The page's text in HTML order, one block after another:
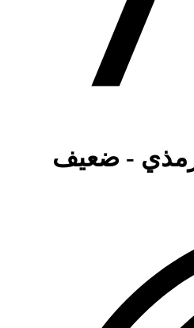
- ضعيف